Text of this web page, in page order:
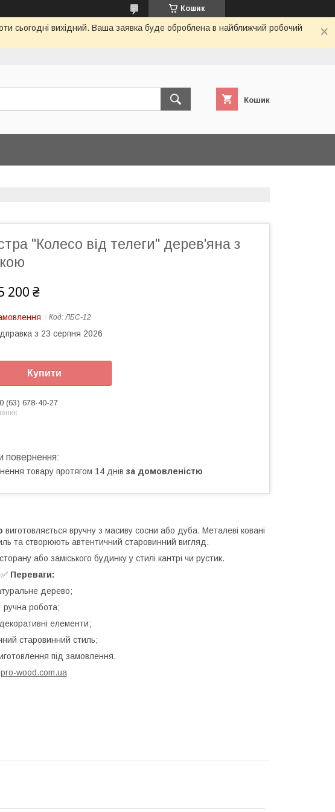
Кошик
сьогодні вихідний. Ваша заявка буде оброблена в найближчий робочий
Кошик
"Колесо від телеги" дерев'яна з
200 ₴
Код:ЛБС-12
з 23 серпня 2026
Купити
(63) 678-40-27
товару протягом 14 днів за домовленістю
виготовляється вручну з масиву сосни або дуба. Металеві ковані
та створюють автентичний старовинний вигляд.
або заміського будинку у стилі кантрі чи рустик.
✅ Переваги:
дерево;
ручна робота;
елементи;
старовинний стиль;
під замовлення.
pro-wood.com.ua